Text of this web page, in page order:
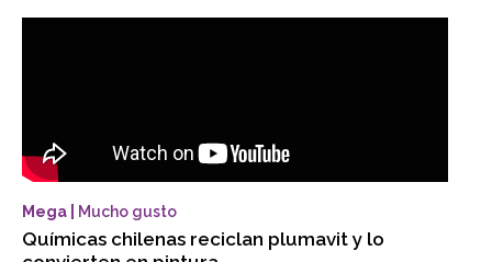
Mega | Mucho gusto
Químicas chilenas reciclan plumavit y lo